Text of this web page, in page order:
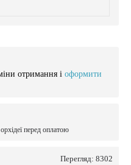
отримання і оформити
перед оплатою
Перегляд: 8302